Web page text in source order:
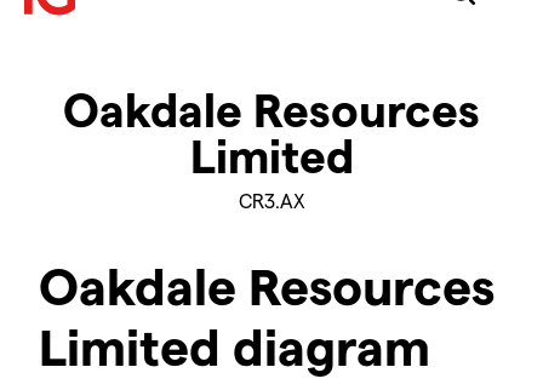
Oakdale Resources
Limited
CR3.AX
Oakdale Resources
Limited diagram